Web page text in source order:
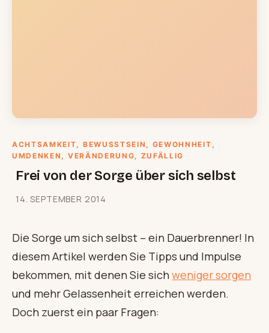
ACHTSAMKEIT, BEWUSSTSEIN , GEWOHNHEIT
UMDENKEN , VERÄNDERUNG, ZUFÄLLIG
Frei von der Sorge über sich selbst
14. SEPTEMBER 2014
Die Sorge um sich selbst – ein Dauerbrenner! In
diesem Artikel werden Sie Tipps und Impulse
bekommen, mit denen Sie sichweniger sorgen
und mehr Gelassenheit erreichen werden.
Doch zuerst ein paar Fragen: